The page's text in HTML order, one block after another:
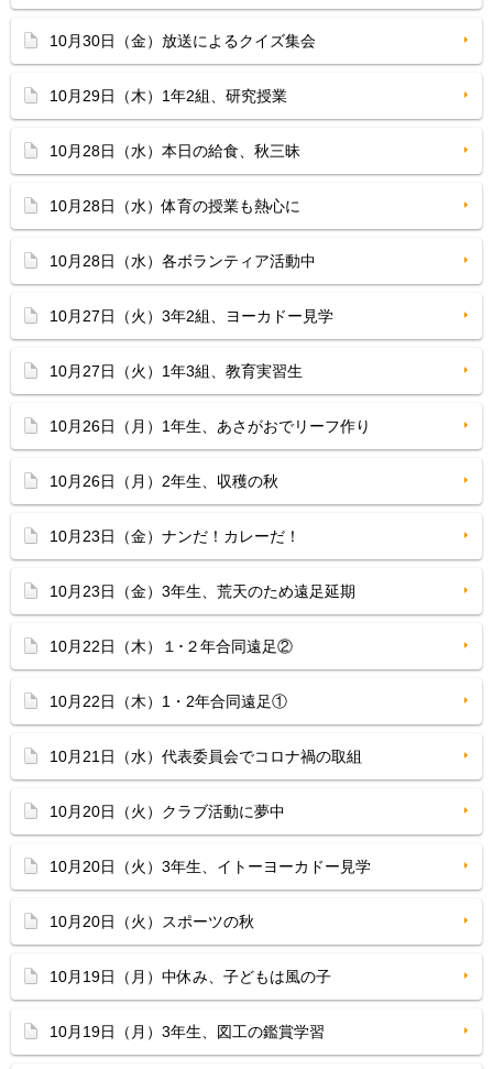
10月30日（金）放送によるクイズ集会
10月29日（木）1年2組、研究授業
10月28日（水）本日の給食、秋三昧
10月28日（水）体育の授業も熱心に
10月28日（水）各ボランティア活動中
10月27日（火）3年2組、ヨーカドー見学
10月27日（火）1年3組、教育実習生
10月26日（月）1年生、あさがおでリーフ作り
10月26日（月）2年生、収穫の秋
10月23日（金）ナンだ！カレーだ！
10月23日（金）3年生、荒天のため遠足延期
10月22日（木）１･２年合同遠足②
10月22日（木）1・2年合同遠足①
10月21日（水）代表委員会でコロナ禍の取組
10月20日（火）クラブ活動に夢中
10月20日（火）3年生、イトーヨーカドー見学
10月20日（火）スポーツの秋
10月19日（月）中休み、子どもは風の子
10月19日（月）3年生、図工の鑑賞学習